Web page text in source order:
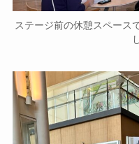
ステージ前の休憩スペース